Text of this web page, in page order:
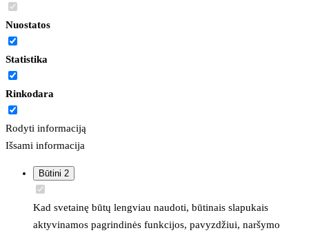
Nuostatos
Statistika
Rinkodara
Rodyti informaciją
Išsami informacija
Būtini 2
Kad svetainę būtų lengviau naudoti, būtinais slapukais
aktyvinamos pagrindinės funkcijos, pavyzdžiui, naršymo